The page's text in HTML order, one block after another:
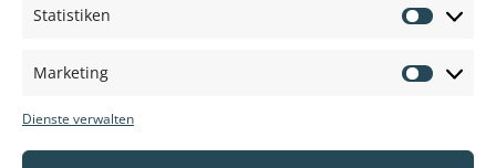
Statistiken
Marketing
Dienste verwalten